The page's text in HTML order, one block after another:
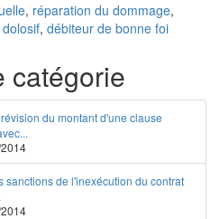
, réparation du dommage,
, débiteur de bonne foi
catégorie
du montant d'une clause
sanctions de l'inexécution du contrat